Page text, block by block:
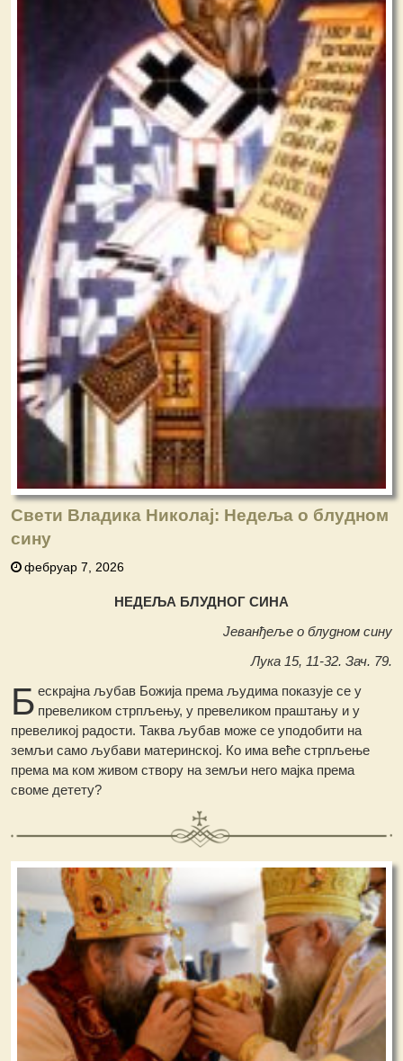
Свети Владика Николај: Недеља o блудном
сину
фебруар 7, 2026
НЕДЕЉА БЛУДНОГ СИНА
Јеванђеље о блудном сину
Лука 15, 11-32. Зач. 79.
Б ескрајна љубав Божија према људима показује се у
превеликом стрпљењу, у превеликом праштању и у
превеликој радости. Таква љубав може се уподобити на
земљи само љубави материнској. Ко има веће стрпљење
према ма ком живом створу на земљи него мајка према
своме детету?